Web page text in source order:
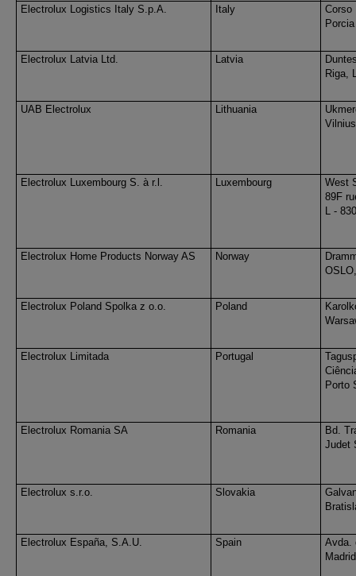
Electrolux Logistics Italy S.p.A. Italy
Corso
Electrolux Latvia Ltd. Latvia
Riga,
UAB Electrolux Lithuania
Electrolux Luxembourg S. à r.l. Luxembourg
West
89F
L -
Electrolux Home Products Norway AS Norway
Electrolux Poland Spolka z o.o. Poland
Electrolux Limitada Portugal
Porto
Electrolux Romania SA Romania
Bd.
Judet
Electrolux s.r.o. Slovakia
Electrolux España, S.A.U. Spain
Avda.